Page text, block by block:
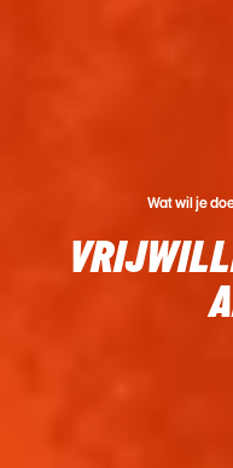
Wat wil je